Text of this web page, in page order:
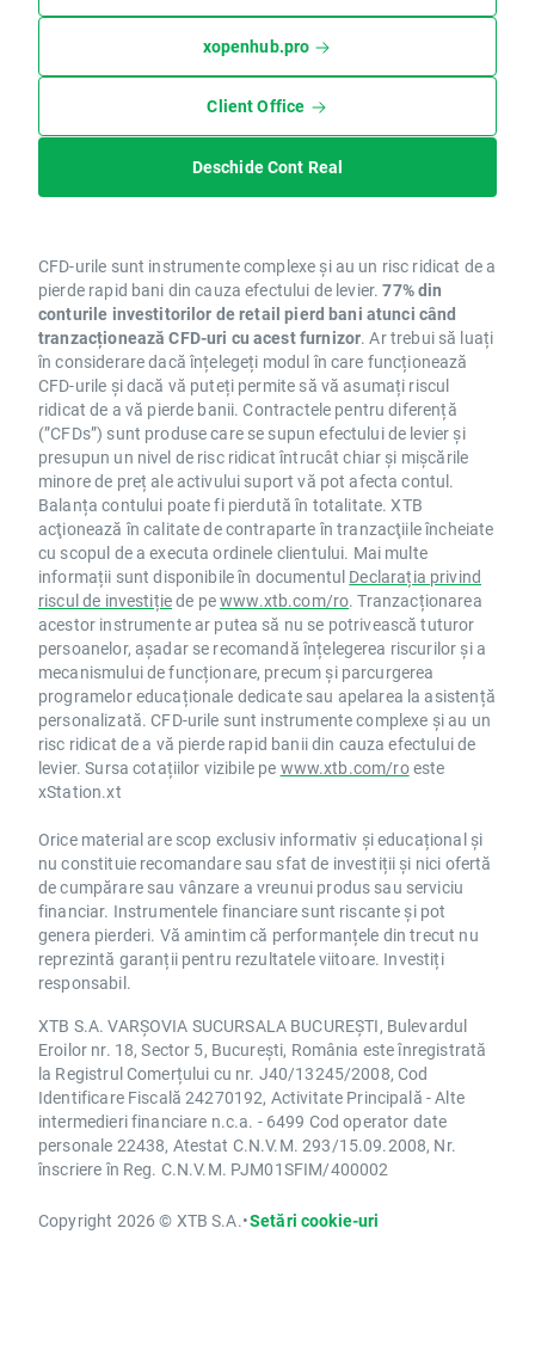
xopenhub.pro
Client Office
Deschide Cont Real
CFD-urile sunt instrumente complexe și au un risc ridicat de a
pierde rapid bani din cauza efectului de levier.77% din
conturile investitorilor de retail pierd bani atunci când
tranzacționează CFD-uri cu acest furnizor. Ar trebui să luați
în considerare dacă înțelegeți modul în care funcționează
CFD-urile și dacă vă puteți permite să vă asumați riscul
ridicat de a vă pierde banii. Contractele pentru diferență
(”CFDs”) sunt produse care se supun efectului de levier și
presupun un nivel de risc ridicat întrucât chiar și mișcările
minore de preț ale activului suport vă pot afecta contul.
Balanța contului poate fi pierdută în totalitate. XTB
acţionează în calitate de contraparte în tranzacţiile încheiate
cu scopul de a executa ordinele clientului. Mai multe
informații sunt disponibile în documentul Declarația privind
riscul de investițiede pewww.xtb.com/ro. Tranzacționarea
acestor instrumente ar putea să nu se potrivească tuturor
persoanelor, așadar se recomandă înțelegerea riscurilor și a
mecanismului de funcționare, precum și parcurgerea
programelor educaționale dedicate sau apelarea la asistență
personalizată. CFD-urile sunt instrumente complexe și au un
risc ridicat de a vă pierde rapid banii din cauza efectului de
levier. Sursa cotațiilor vizibile pe www.xtb.com/roeste
xStation.xt
Orice material are scop exclusiv informativ și educațional și
nu constituie recomandare sau sfat de investiții și nici ofertă
de cumpărare sau vânzare a vreunui produs sau serviciu
financiar. Instrumentele financiare sunt riscante și pot
genera pierderi. Vă amintim că performanțele din trecut nu
reprezintă garanții pentru rezultatele viitoare. Investiți
responsabil.
XTB S.A. VARȘOVIA SUCURSALA BUCUREȘTI, Bulevardul
Eroilor nr. 18, Sector 5, București, România este înregistrată
la Registrul Comerțului cu nr. J40/13245/2008, Cod
Identificare Fiscală 24270192, Activitate Principală - Alte
intermedieri financiare n.c.a. - 6499 Cod operator date
personale 22438, Atestat C.N.V.M. 293/15.09.2008, Nr.
înscriere în Reg. C.N.V.M. PJM01SFIM/400002
Copyright 2026 © XTB S.A.•Setări cookie-uri